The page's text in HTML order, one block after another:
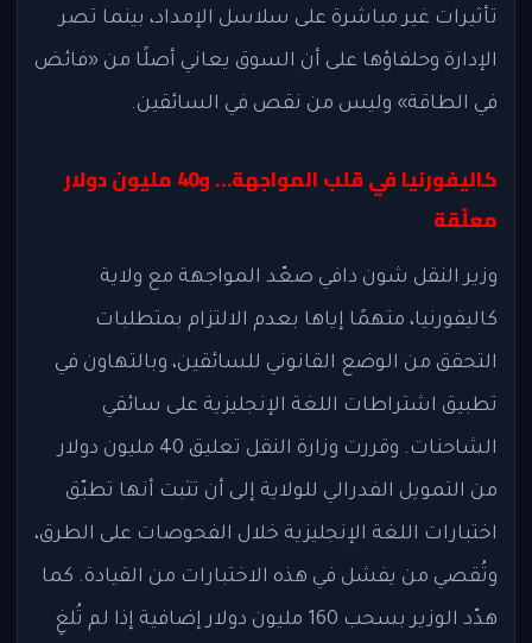
تأثيرات غير مباشرة على سلاسل الإمداد، بينما تصر
الإدارة وحلفاؤها على أن السوق يعاني أصلًا من «فائض
في الطاقة» وليس من نقص في السائقين.
كاليفورنيا في قلب المواجهة… و40 مليون دولار
معلّقة
وزير النقل شون دافي صعّد المواجهة مع ولاية
كاليفورنيا، متهمًا إياها بعدم الالتزام بمتطلبات
التحقق من الوضع القانوني للسائقين، وبالتهاون في
تطبيق اشتراطات اللغة الإنجليزية على سائقي
الشاحنات. وقررت وزارة النقل تعليق 40 مليون دولار
من التمويل الفدرالي للولاية إلى أن تثبت أنها تطبّق
اختبارات اللغة الإنجليزية خلال الفحوصات على الطرق،
وتُقصي من يفشل في هذه الاختبارات من القيادة. كما
هدّد الوزير بسحب 160 مليون دولار إضافية إذا لم تُلغِ